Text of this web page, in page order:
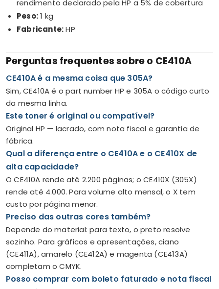
rendimento declarado pela HP a 5% de cobertura
Peso:1 kg
Fabricante:HP
Perguntas frequentes sobre o CE410A
CE410A é a mesma coisa que 305A?
Sim, CE410A é o part number HP e 305A o código curto
da mesma linha.
Este toner é original ou compatível?
Original HP — lacrado, com nota fiscal e garantia de
fábrica.
Qual a diferença entre o CE410A e o CE410X de
alta capacidade?
O CE410A rende até 2.200 páginas; o CE410X (305X)
rende até 4.000. Para volume alto mensal, o X tem
custo por página menor.
Preciso das outras cores também?
Depende do material: para texto, o preto resolve
sozinho. Para gráficos e apresentações, ciano
(CE411A), amarelo (CE412A) e magenta (CE413A)
completam o CMYK.
Posso comprar com boleto faturado e nota fiscal